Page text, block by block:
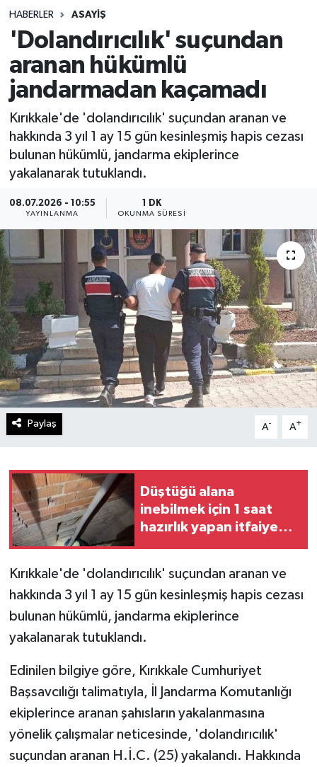
HABERLER ASAYIŞ
'Dolandırıcılık' suçundan
aranan hükümlü
jandarmadan kaçamadı
Kırıkkale'de 'dolandırıcılık' suçundan aranan ve
hakkında 3 yıl 1 ay 15 gün kesinleşmiş hapis cezası
bulunan hükümlü, jandarma ekiplerince
yakalanarak tutuklandı.
08.07.2026 - 10:55
YAYINLANMA
1 DK
OKUNMA SÜRESI
Paylaş A- A+
Düştüğü alana
inebilmek için 1 saat
hazırlık yapan itfaiye
Kırıkkale'de 'dolandırıcılık' suçundan aranan ve
hakkında 3 yıl 1 ay 15 gün kesinleşmiş hapis cezası
bulunan hükümlü, jandarma ekiplerince
yakalanarak tutuklandı.
Edinilen bilgiye göre, Kırıkkale Cumhuriyet
Başsavcılığı talimatıyla, İl Jandarma Komutanlığı
ekiplerince aranan şahısların yakalanmasına
yönelik çalışmalar neticesinde, 'dolandırıcılık'
suçundan aranan H.İ.C. (25) yakalandı. Hakkında
Spor
Teknoloji
Yaşam